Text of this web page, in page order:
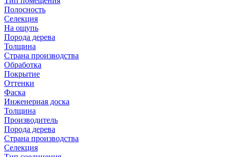
Полосность
Селекция
На ощупь
Порода дерева
Толщина
Страна производства
Обработка
Покрытие
Оттенки
Фаска
Инженерная доска
Толщина
Производитель
Порода дерева
Страна производства
Селекция